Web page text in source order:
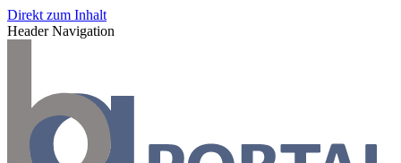
Direkt zum Inhalt
Header Navigation